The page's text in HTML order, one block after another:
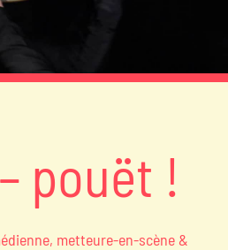
pouët !
metteure-en-scène &